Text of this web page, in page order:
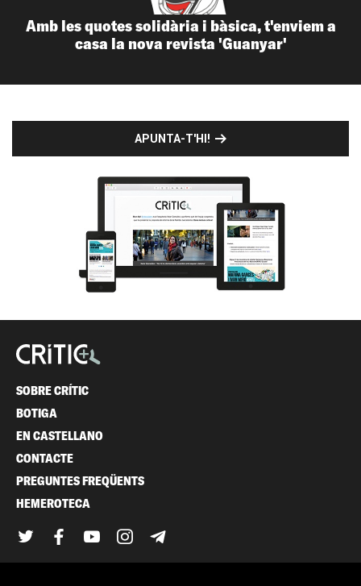
Amb les quotes solidària i bàsica, t'enviem a
casa la nova revista 'Guanyar'
APUNTA-T'HI!
SOBRE CRÍTIC
BOTIGA
EN CASTELLANO
CONTACTE
PREGUNTES FREQÜENTS
HEMEROTECA
TwitterFacebook
YouTubeInstagram